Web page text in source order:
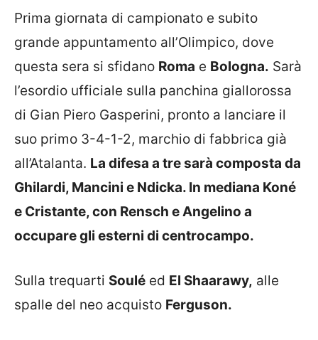
Prima giornata di campionato e subito
grande appuntamento all’Olimpico, dove
questa sera si sfidano Roma e Bologna. Sarà
l’esordio ufficiale sulla panchina giallorossa
di Gian Piero Gasperini, pronto a lanciare il
suo primo 3-4-1-2, marchio di fabbrica già
all’Atalanta. La difesa a tre sarà composta da
Ghilardi, Mancini e Ndicka. In mediana Koné
e Cristante, con Rensch e Angelino a
occupare gli esterni di centrocampo.
Sulla trequarti Soulé ed El Shaarawy, alle
spalle del neo acquisto Ferguson.